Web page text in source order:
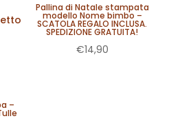
–
Pallina di Natale stampata
modello Nome bimbo –
SCATOLA REGALO INCLUSA.
SPEDIZIONE GRATUITA!
€14,90